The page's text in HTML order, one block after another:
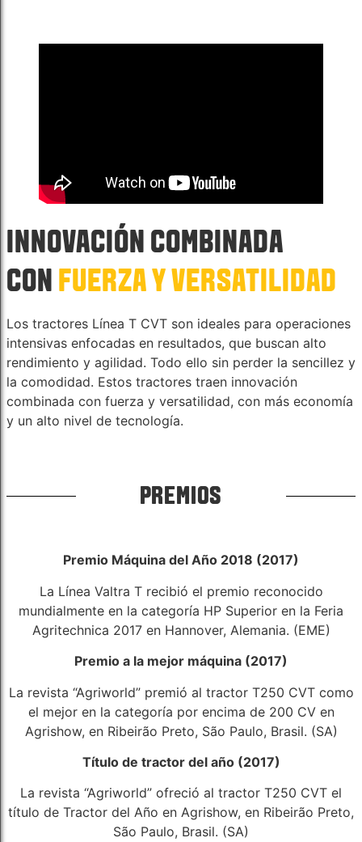
INNOVACIÓN COMBINADA
CONFUERZA Y ​​VERSATILIDAD
Los tractores Línea T CVT son ideales para operaciones
intensivas enfocadas en resultados, que buscan alto
rendimiento y agilidad. Todo ello sin perder la sencillez y
la comodidad. Estos tractores traen innovación
combinada con fuerza y ​​versatilidad, con más economía
y un alto nivel de tecnología.
PREMIOS
Premio Máquina del Año 2018 (2017)
La Línea Valtra T recibió el premio reconocido
mundialmente en la categoría HP Superior en la Feria
Agritechnica 2017 en Hannover, Alemania. (EME)
Premio a la mejor máquina (2017)
La revista “Agriworld” premió al tractor T250 CVT como
el mejor en la categoría por encima de 200 CV en
Agrishow, en Ribeirão Preto, São Paulo, Brasil. (SA)
Título de tractor del año (2017)
La revista “Agriworld” ofreció al tractor T250 CVT el
título de Tractor del Año en Agrishow, en Ribeirão Preto,
São Paulo, Brasil. (SA)